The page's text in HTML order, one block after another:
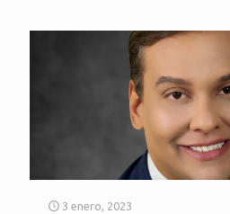
3 enero, 2023